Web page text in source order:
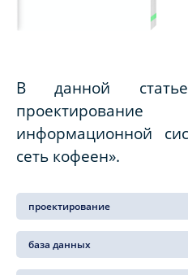
В данной статье
информационной
сеть кофеен».
проектирование
база данных